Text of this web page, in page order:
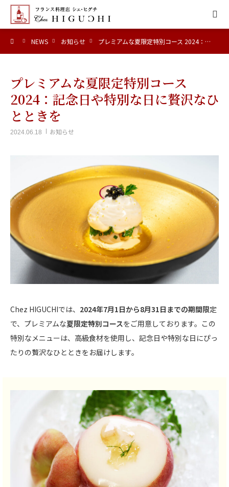
NEWS お知らせ プレミアムな夏限定特別コース 2024：…
プレミアムな夏限定特別コース
2024：記念日や特別な日に贅沢なひ
とときを
2024.06.18 お知らせ
Chez HIGUCHIでは、 2024年7月1日から8月31日までの期間限定
で、プレミアムな夏限定特別コースをご用意しております。この
特別なメニューは、高級食材を使用し、記念日や特別な日にぴっ
たりの贅沢なひとときをお届けします。
HOME
MENU
ACCESS
CALENDAR